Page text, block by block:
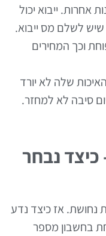
אחרות. ייבוא יכול
לשלם מס ייבוא.
וכך המחירים
שלה לא יורד
סיבה לא למחזר.
כיצד נבחר
נחושת. אז כיצד נדע
בחשבון מספר